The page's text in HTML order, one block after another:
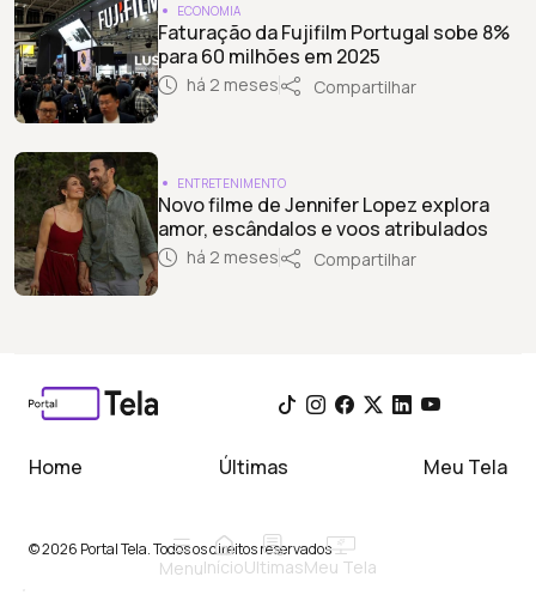
MenuInícioUltimasMeu Tela
ECONOMIA
Faturação da Fujifilm Portugal sobe 8%
para 60 milhões em 2025
há 2 meses Compartilhar
ENTRETENIMENTO
Novo filme de Jennifer Lopez explora
amor, escândalos e voos atribulados
há 2 meses Compartilhar
Home Últimas Meu Tela
© 2026 Portal Tela. Todos os direitos reservados